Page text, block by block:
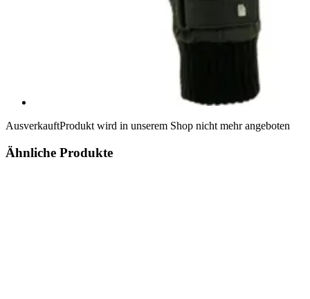
AusverkauftProdukt wird in unserem Shop nicht mehr angeboten
Ähnliche Produkte